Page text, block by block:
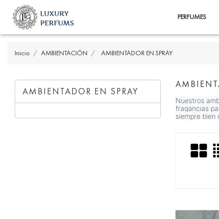
PERFUMES
Inicio AMBIENTACIÓN AMBIENTADOR EN SPRAY
AMBIENTADOR EN SPRAY
Nuestros
fragancias
siempre bien